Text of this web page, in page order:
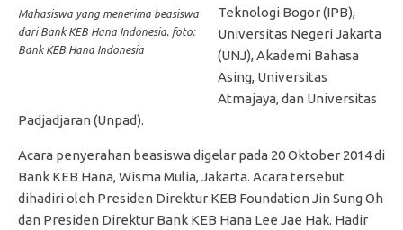
Mahasiswa yang menerima beasiswa
dari Bank KEB Hana Indonesia. foto:
Bank KEB Hana Indonesia
Teknologi Bogor (IPB),
Universitas Negeri Jakarta
(UNJ), Akademi Bahasa
Asing, Universitas
Atmajaya, dan Universitas
Padjadjaran (Unpad).
Acara penyerahan beasiswa digelar pada 20 Oktober 2014 di
Bank KEB Hana, Wisma Mulia, Jakarta. Acara tersebut
dihadiri oleh Presiden Direktur KEB Foundation Jin Sung Oh
dan Presiden Direktur Bank KEB Hana Lee Jae Hak. Hadir